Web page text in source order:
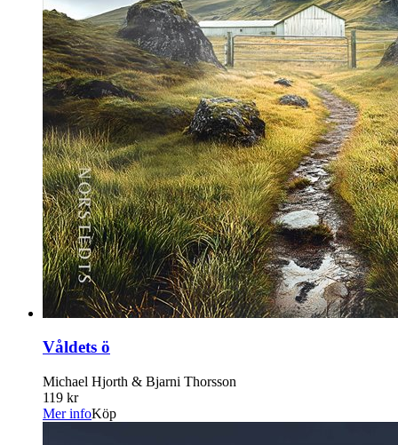
Våldets ö
Michael Hjorth & Bjarni Thorsson
119 kr
Mer infoKöp